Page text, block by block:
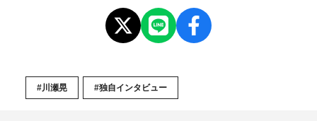
#川瀬晃 #独自インタビュー